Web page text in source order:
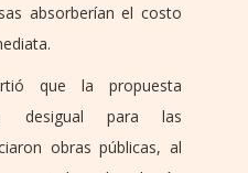
absorberían el costo
que la propuesta
desigual para las
obras públicas, al